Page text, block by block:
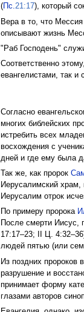
( Пс.21:17), который
Вера в то, что
описывают жизнь
"Раб Господень"
Соответственно
евангелистами, так
Согласно
многих библейских
истребить всех
восхождения с
дней и где ему была
Так же, как пророк
Иерусалимский
Иерусалим отрок
По примеру пророка
После смерти Иисус,
17:17–23; II Ц.
людей пятью (или
Из поздних пророков
разрушение и
принимает форму
глазами авторов